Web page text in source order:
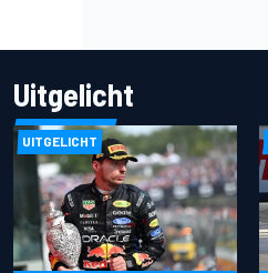
Uitgelicht
UITGELICHT